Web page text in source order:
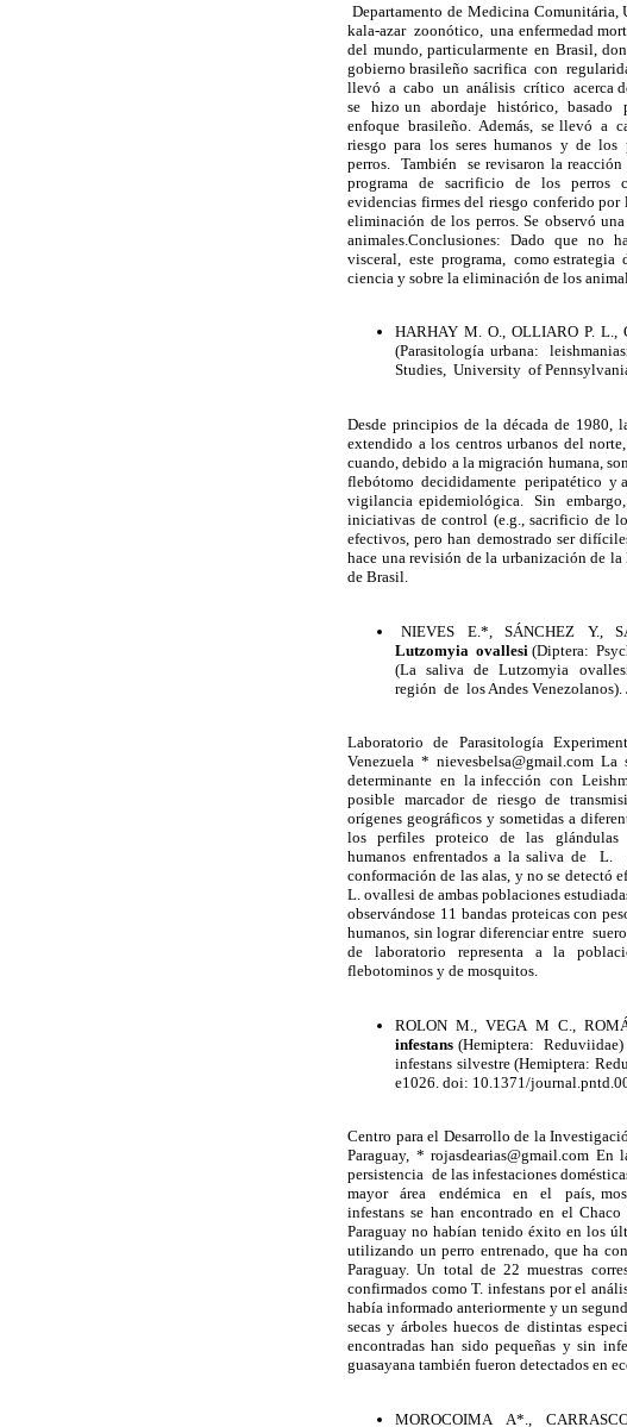
Departamento de Medicina
kala-azar zoonótico, una enfermedad
del mundo, particularmente en Brasil,
gobierno brasileño sacrifica con
llevó a cabo un análisis crítico acerca
se hizo un abordaje histórico, basado
enfoque brasileño. Además, se llevó a
riesgo para los seres humanos y de
perros. También se revisaron la
programa de sacrificio de los perros
evidencias firmes del riesgo conferido
eliminación de los perros. Se observó
animales.Conclusiones: Dado que no
visceral, este programa, como estrategia
ciencia y sobre la eliminación de los
HARHAY M. O., OLLIARO P. L.,
(Parasitología urbana:
Studies, University of
Desde principios de la década de
extendido a los centros urbanos del
cuando, debido a la migración humana,
flebótomo decididamente peripatético y
vigilancia epidemiológica. Sin
iniciativas de control (e.g., sacrificio de
efectivos, pero han demostrado ser
hace una revisión de la urbanización de
de Brasil.
NIEVES E.*, SÁNCHEZ Y.,
Lutzomyia ovallesi (Diptera:
(La saliva de Lutzomyia
región de los Andes Venezolanos).
Laboratorio de Parasitología
Venezuela * nievesbelsa@gmail.com
determinante en la infección con
posible marcador de riesgo de
orígenes geográficos y sometidas a
los perfiles proteico de las glándulas
humanos enfrentados a la saliva de
conformación de las alas, y no se detectó
L. ovallesi de ambas poblaciones
observándose 11 bandas proteicas con
humanos, sin lograr diferenciar entre
de laboratorio representa a la
flebotominos y de mosquitos.
ROLON M., VEGA M C.,
infestans (Hemiptera:
infestans silvestre (Hemiptera:
e1026. doi: 10.1371/
Centro para el Desarrollo de la
Paraguay, * rojasdearias@gmail.com
persistencia de las infestaciones
mayor área endémica en el país,
infestans se han encontrado en el
Paraguay no habían tenido éxito en los
utilizando un perro entrenado, que ha
Paraguay. Un total de 22 muestras
confirmados como T. infestans por el
había informado anteriormente y un
secas y árboles huecos de distintas
encontradas han sido pequeñas y sin
guasayana también fueron detectados en
MOROCOIMA A*.,